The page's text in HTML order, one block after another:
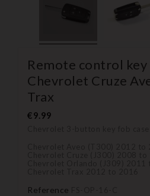
Remote control
Chevrolet Cruze
Trax
€9.99
Reference